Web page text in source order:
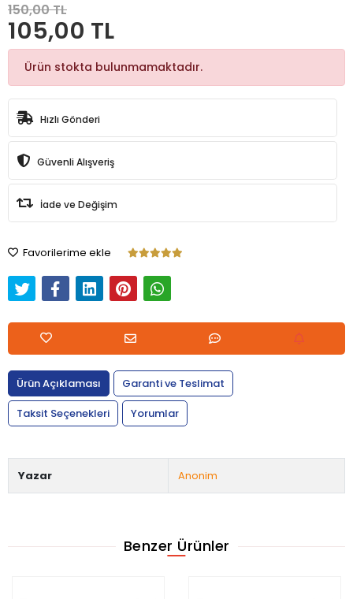
150,00 TL
105,00 TL
Ürün stokta bulunmamaktadır.
Hızlı Gönderi
Güvenli Alışveriş
İade ve Değişim
Favorilerime ekle
Ürün Açıklaması
Garanti ve Teslimat
Taksit Seçenekleri
Yorumlar
Yazar Anonim
Benzer Ürünler